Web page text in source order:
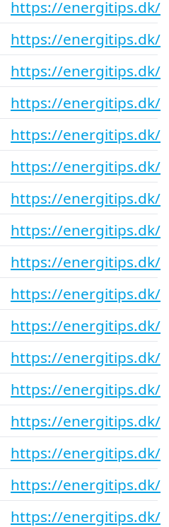
https://energitips.dk/
https://energitips.dk/
https://energitips.dk/
https://energitips.dk/
https://energitips.dk/
https://energitips.dk/
https://energitips.dk/
https://energitips.dk/
https://energitips.dk/
https://energitips.dk/
https://energitips.dk/
https://energitips.dk/
https://energitips.dk/
https://energitips.dk/
https://energitips.dk/
https://energitips.dk/
https://energitips.dk/